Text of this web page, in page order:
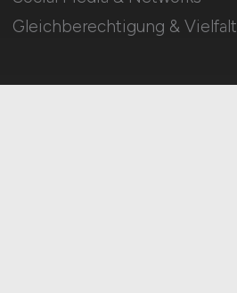
Gleichberechtigung & Vielfalt